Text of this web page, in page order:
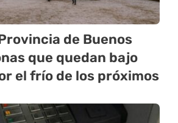
de Buenos
que quedan bajo
el frío de los próximos